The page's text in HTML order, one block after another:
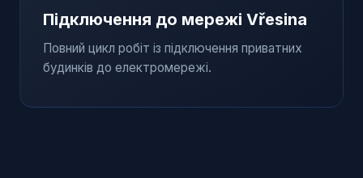
Підключення до мережі Vřesina
Повний цикл робіт із підключення приватних
будинків до електромережі.